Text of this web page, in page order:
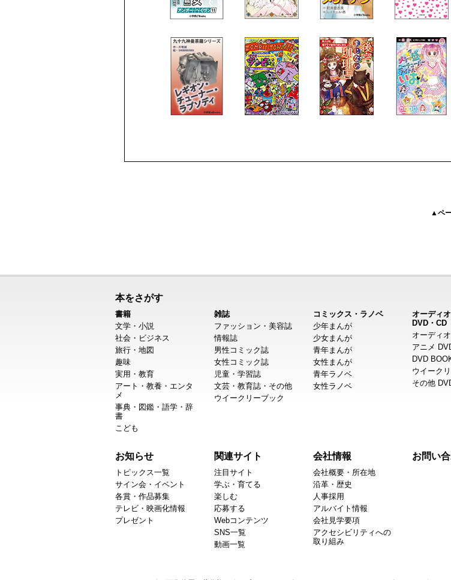
▲ペ
本をさがす
書籍
文学・小説
社会・ビジネス
旅行・地図
趣味
実用・教育
アート・教養・エンタ
メ
事典・図鑑・語学・辞
書
こども
雑誌
ファッション・美容誌
情報誌
男性コミック誌
女性コミック誌
児童・学習誌
文芸・教育誌・その他
ウイークリーブック
コミックス・ラノベ
少年まんが
少女まんが
青年まんが
女性まんが
青年ラノベ
女性ラノベ
オーディ
DVD・CD
オーディ
アニメ
DVD
ウイーク
その他
お知らせ
トピックス一覧
サイン会・イベント
各賞・作品募集
テレビ・映画化情報
プレゼント
関連サイト
注目サイト
学ぶ・育てる
楽しむ
応募する
Webコンテンツ
SNS一覧
動画一覧
会社情報
会社概要・所在地
沿革・歴史
人事採用
アルバイト情報
会社見学要項
アクセシビリティへの
取り組み
お問い